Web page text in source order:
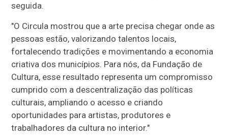
seguida.
"O Circula mostrou que a arte precisa chegar onde as
pessoas estão, valorizando talentos locais,
fortalecendo tradições e movimentando a economia
criativa dos municípios. Para nós, da Fundação de
Cultura, esse resultado representa um compromisso
cumprido com a descentralização das políticas
culturais, ampliando o acesso e criando
oportunidades para artistas, produtores e
trabalhadores da cultura no interior."